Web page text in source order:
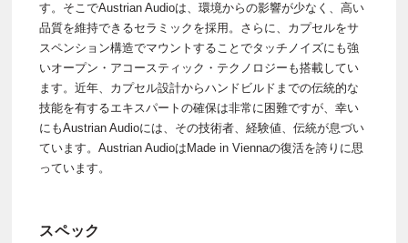
す。そこでAustrian Audioは、環境からの影響が少なく、高い
品質を維持できるセラミックを採用。さらに、カプセルをサ
スペンション構造でマウントすることでタッチノイズにも強
いオープン・アコースティック・テクノロジーも搭載してい
ます。近年、カプセル設計からハンドビルドまでの伝統的な
技能を有するエキスパートの確保は非常に困難ですが、幸い
にもAustrian Audioには、その技術者、経験値、伝統が息づい
ています。Austrian AudioはMade in Viennaの復活を誇りに思
っています。
スペック